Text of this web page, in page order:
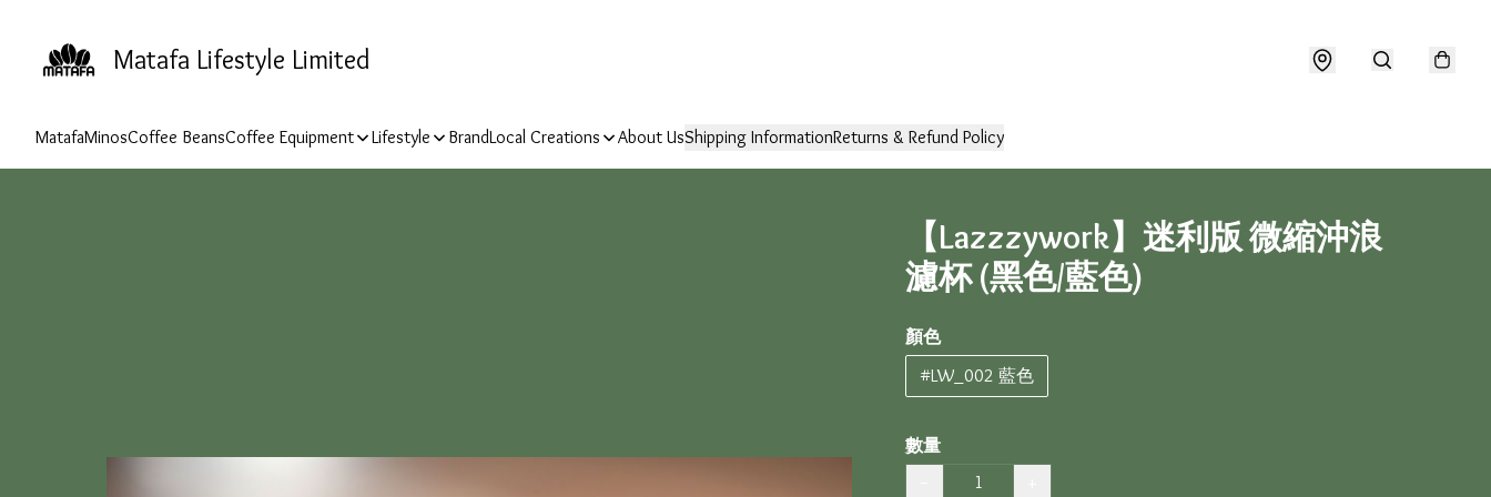
Matafa Lifestyle Limited
MatafaMinosCoffee BeansCoffee Equipment Lifestyle BrandLocal Creations About UsShipping InformationReturns & Refund Policy
【Lazzzywork】迷利版 微縮沖浪
濾杯 (黑色/藍色)
顏色
#LW_002 藍色
數量